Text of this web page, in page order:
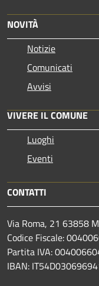
NOVITÀ
Notizie
Comunicati
Avvisi
VIVERE IL COMUNE
Luoghi
Eventi
CONTATTI
Via Roma, 21 63858
Codice Fiscale:
Partita IVA:
IBAN: